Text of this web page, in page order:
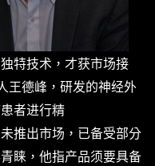
特技术，才获市场接
王德峰，研发的神经外
者进行精
推出市场，已备受部分
睐，他指产品须要具备